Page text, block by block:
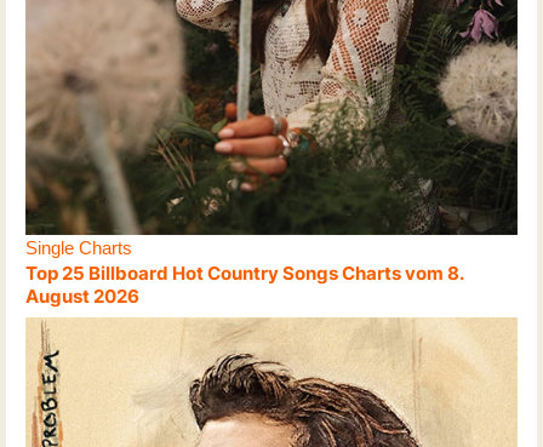
Single Charts
Top 25 Billboard Hot Country Songs Charts vom 8.
August 2026